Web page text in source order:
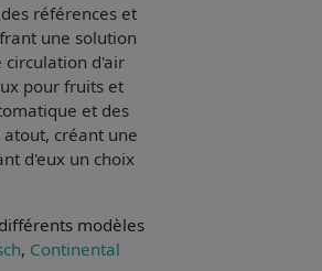
références et
une solution
circulation d'air
pour fruits et
et des
créant une
d'eux un choix
modèles
, Continental